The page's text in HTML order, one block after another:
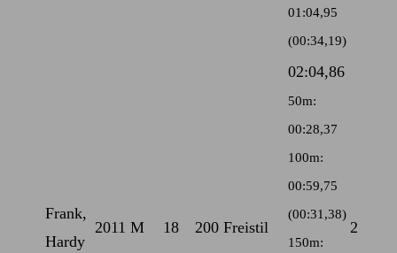
01:04,95
(00:34,19)
Frank,
Hardy
2011 M 18 200 Freistil
02:04,86
50m:
00:28,37
100m:
00:59,75
(00:31,38)
150m:
2